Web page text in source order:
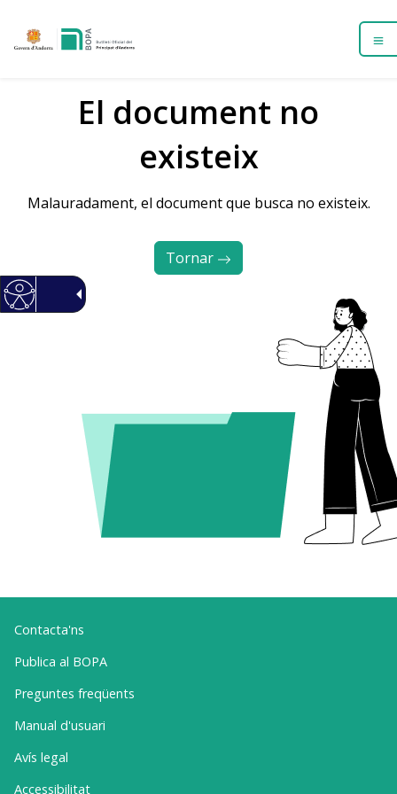
El document no
existeix
Malauradament, el document que busca no existeix.
Contacta'ns
Publica al BOPA
Preguntes freqüents
Manual d'usuari
Avís legal
Accessibilitat